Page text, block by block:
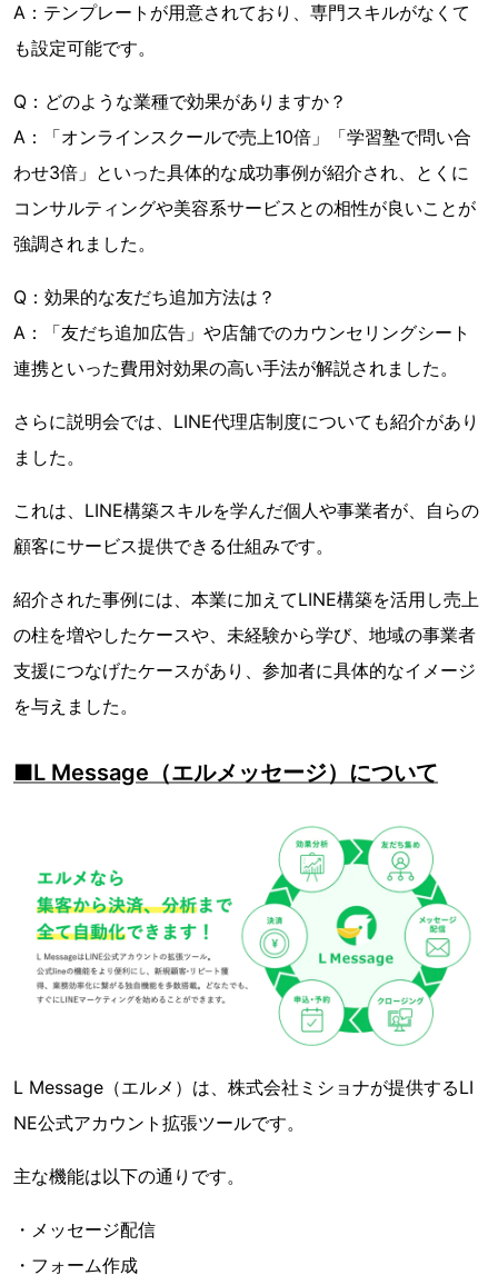
A：テンプレートが用意されており、専門スキルがなくて
も設定可能です。
Q：どのような業種で効果がありますか？
A：「オンラインスクールで売上10倍」「学習塾で問い合
わせ3倍」といった具体的な成功事例が紹介され、とくに
コンサルティングや美容系サービスとの相性が良いことが
強調されました。
Q：効果的な友だち追加方法は？
A：「友だち追加広告」や店舗でのカウンセリングシート
連携といった費用対効果の高い手法が解説されました。
さらに説明会では、LINE代理店制度についても紹介があり
ました。
これは、LINE構築スキルを学んだ個人や事業者が、自らの
顧客にサービス提供できる仕組みです。
紹介された事例には、本業に加えてLINE構築を活用し売上
の柱を増やしたケースや、未経験から学び、地域の事業者
支援につなげたケースがあり、参加者に具体的なイメージ
を与えました。
■L Message（エルメッセージ）について
L Message（エルメ）は、株式会社ミショナが提供するLI
NE公式アカウント拡張ツールです。
主な機能は以下の通りです。
・メッセージ配信
・フォーム作成